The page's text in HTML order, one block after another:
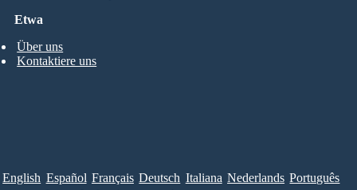
Etwa
Über uns
Kontaktiere uns
English Español Français Deutsch Italiana Nederlands Português